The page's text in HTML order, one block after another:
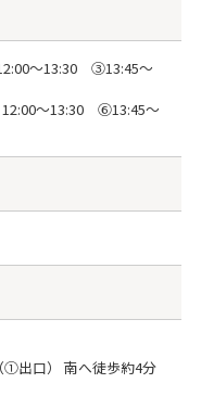
～13:30 ③13:45～
～13:30 ⑥13:45～
①出口） 南へ徒歩約4分